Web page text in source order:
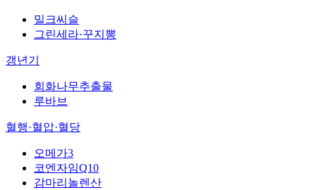
밀크씨슬
그린세라·꾸지뽕
갱년기
회화나무추출물
루바브
혈행·혈압·혈당
오메가3
코엔자임Q10
감마리놀렌산